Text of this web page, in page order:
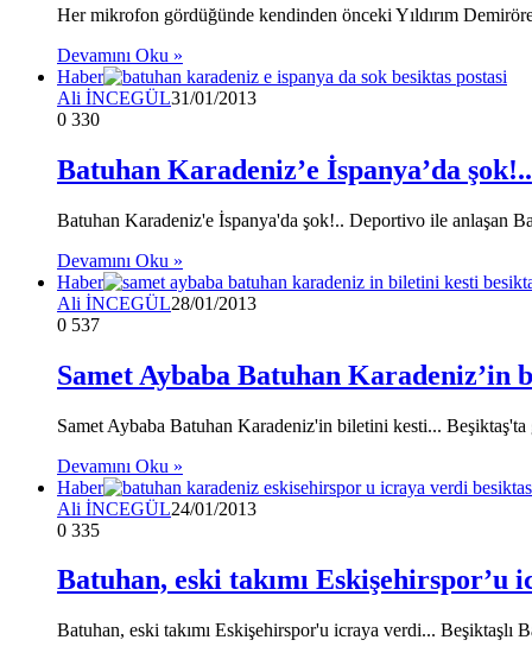
Her mikrofon gördüğünde kendinden önceki Yıldırım
Devamını Oku »
Haber
Ali İNCEGÜL31/01/2013
0 330
Batuhan Karadeniz’e İspanya’da şok!..
Batuhan Karadeniz'e İspanya'da şok!.. Deportivo ile anlaşan
Devamını Oku »
Haber
Ali İNCEGÜL28/01/2013
0 537
Samet Aybaba Batuhan Karadeniz’in
Samet Aybaba Batuhan Karadeniz'in biletini kesti...
Devamını Oku »
Haber
Ali İNCEGÜL24/01/2013
0 335
Batuhan, eski takımı Eskişehirspor’u
Batuhan, eski takımı Eskişehirspor'u icraya verdi... Beşiktaşlı